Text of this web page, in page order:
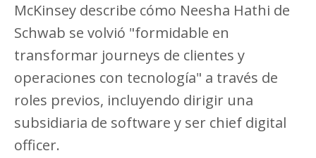
McKinsey describe cómo Neesha Hathi de
Schwab se volvió "formidable en
transformar journeys de clientes y
operaciones con tecnología" a través de
roles previos, incluyendo dirigir una
subsidiaria de software y ser chief digital
officer.